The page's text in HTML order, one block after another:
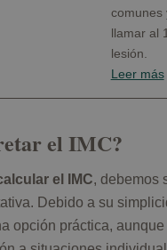
comunes
llamar al
lesión.
Leer más
el IMC?
el IMC, debemos
Debido a su
opción práctica,